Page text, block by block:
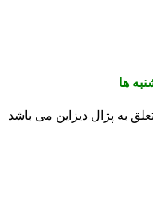
ها
به پژال دیزاین می باشد